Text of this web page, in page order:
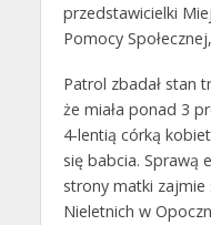
przedstawicielki
Pomocy
Patrol zbadał stan
że miała ponad 3
4-lentią córką
się babcia. Sprawą
strony matki zajmie
Nieletnich w